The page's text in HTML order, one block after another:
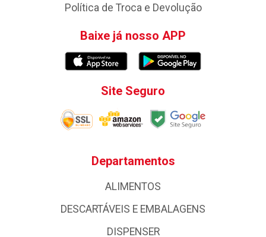
Política de Troca e Devolução
Baixe já nosso APP
Site Seguro
Departamentos
ALIMENTOS
DESCARTÁVEIS E EMBALAGENS
DISPENSER